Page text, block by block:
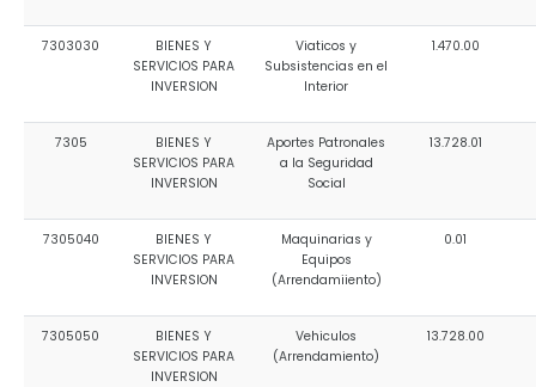
7303030
BIENES Y
SERVICIOS PARA
INVERSION
Viaticos y
Subsistencias en el
Interior
1.470.00
7305
BIENES Y
SERVICIOS PARA
INVERSION
Aportes Patronales
a la Seguridad
Social
13.728.01
7305040
BIENES Y
SERVICIOS PARA
INVERSION
Maquinarias y
Equipos
(Arrendamiiento)
0.01
7305050
BIENES Y
SERVICIOS PARA
INVERSION
Vehiculos
(Arrendamiento)
13.728.00